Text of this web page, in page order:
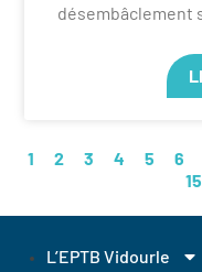
désembâclement
1 2 3 4 5 6
15
L’EPTB Vidourle